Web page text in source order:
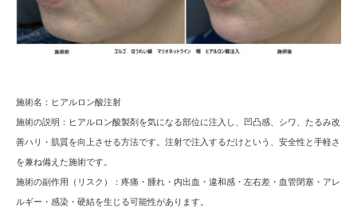
施術名： ヒアルロン酸注射
施術の説明： ヒアルロン酸製剤を気になる部位に注入し、凹凸感、シワ、たるみ改
善ハリ・肌質を向上させる方法です。注射で注入するだけという、安全性と手軽さ
を兼ね備えた施術です。
施術の副作用（リスク）： 疼痛・腫れ・内出血・違和感・左右差・血管閉塞・アレ
ルギー・感染・硬結を生じる可能性があります。